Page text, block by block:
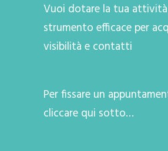
Vuoi dotare la tua
strumento efficace per
visibilità e contatti
Per fissare un
cliccare qui sotto…